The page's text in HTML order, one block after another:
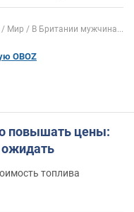
Мир В Британии мужчина...
OBOZ
повышать цены:
ожидать
топлива